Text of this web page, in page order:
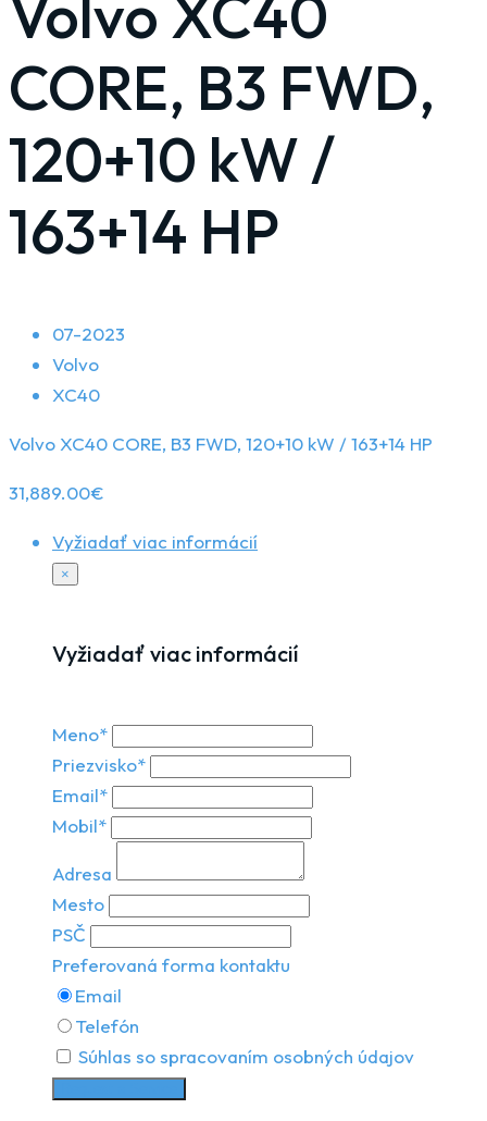
Volvo XC40
CORE, B3 FWD,
120+10 kW /
163+14 HP
07-2023
Volvo
XC40
Volvo XC40 CORE, B3 FWD, 120+10 kW / 163+14 HP
31,889.00€
Vyžiadať viac informácií
×
Vyžiadať viac informácií
Meno*
Priezvisko*
Email*
Mobil*
Adresa
Mesto
PSČ
Preferovaná forma kontaktu
Email
Telefón
Súhlas so spracovaním osobných údajov